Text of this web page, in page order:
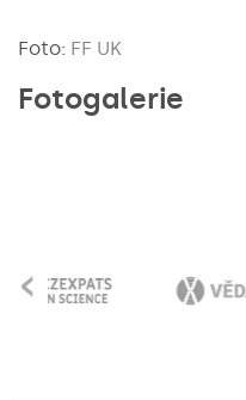
Foto: FF UK
Fotogalerie
‹